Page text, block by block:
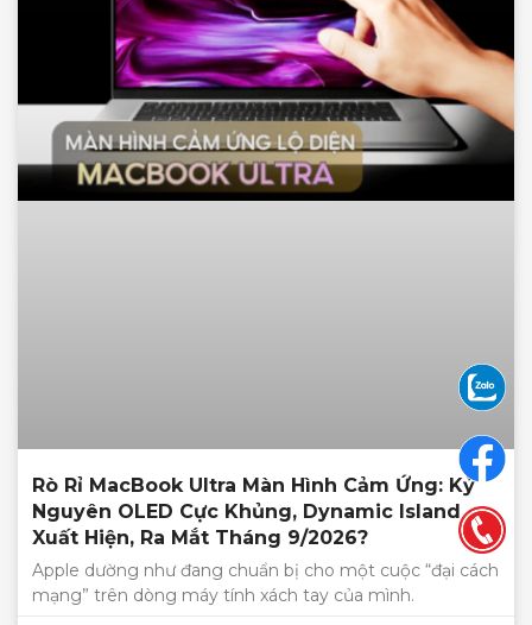
Rò Rỉ MacBook Ultra Màn Hình Cảm Ứng: Kỷ
Nguyên OLED Cực Khủng, Dynamic Island
Xuất Hiện, Ra Mắt Tháng 9/2026?
Apple dường như đang chuẩn bị cho một cuộc “đại cách
mạng” trên dòng máy tính xách tay của mình.